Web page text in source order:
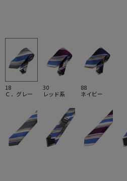
18
Ｃ．グレー
30
レッド系
88
ネイビー